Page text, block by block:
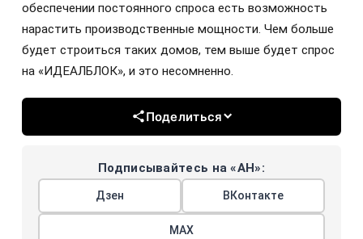
обеспечении постоянного спроса есть возможность
нарастить производственные мощности. Чем больше
будет строиться таких домов, тем выше будет спрос
на «ИДЕАЛБЛОК», и это несомненно.
Поделиться
Подписывайтесь на «АН»:
Дзен ВКонтакте
МАХ